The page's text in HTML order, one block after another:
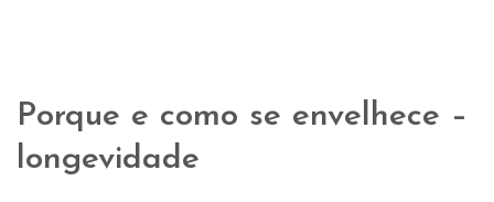
Porque e como se envelhece –
longevidade